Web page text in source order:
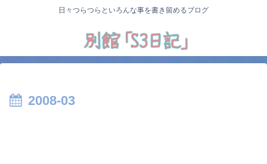
日々つらつらといろんな事を書き留めるブログ
2008-03